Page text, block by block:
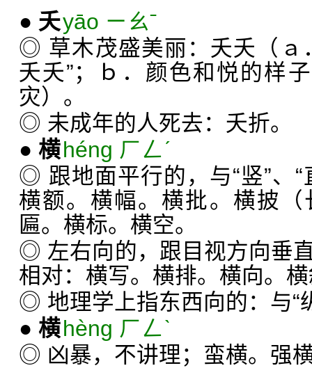
● 夭yāo ㄧㄠˉ
◎ 草木茂盛美丽：夭夭（ａ
夭夭”；ｂ．颜色和悦的样
灾）。
◎ 未成年的人死去：夭折。
● 横héng ㄏㄥˊ
◎ 跟地面平行的，与“竖”、
横额。横幅。横批。横披
匾。横标。横空。
◎ 左右向的，跟目视方向垂直
相对：横写。横排。横向。
◎ 地理学上指东西向的：与“
● 横hèng ㄏㄥˋ
◎ 凶暴，不讲理；蛮横。强